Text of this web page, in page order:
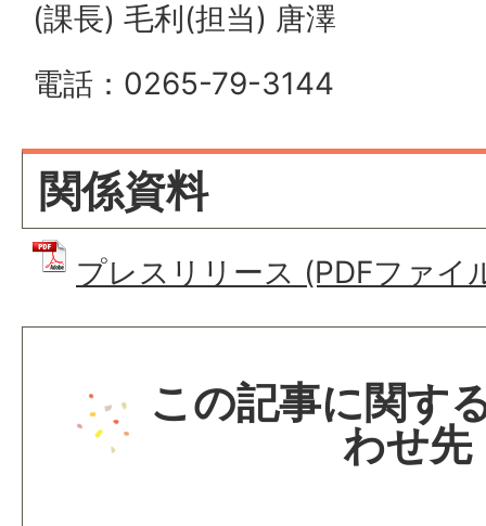
(課長) 毛利(担当) 唐澤
電話：0265-79-3144
関係資料
プレスリリース (PDFファイ
この記事に関す
わせ先